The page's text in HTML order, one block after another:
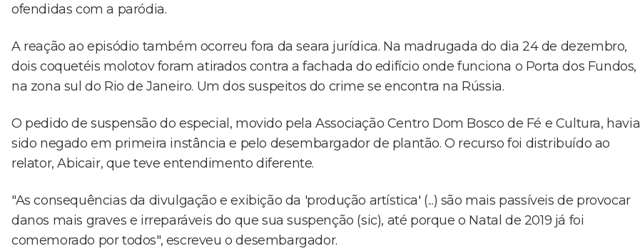
ofendidas com a paródia.
A reação ao episódio também ocorreu fora da seara jurídica. Na madrugada do dia 24 de dezembro,
dois coquetéis molotov foram atirados contra a fachada do edifício onde funciona o Porta dos Fundos,
na zona sul do Rio de Janeiro. Um dos suspeitos do crime se encontra na Rússia.
O pedido de suspensão do especial, movido pela Associação Centro Dom Bosco de Fé e Cultura, havia
sido negado em primeira instância e pelo desembargador de plantão. O recurso foi distribuído ao
relator, Abicair, que teve entendimento diferente.
"As consequências da divulgação e exibição da 'produção artística' (...) são mais passíveis de provocar
danos mais graves e irreparáveis do que sua suspenção (sic), até porque o Natal de 2019 já foi
comemorado por todos", escreveu o desembargador.